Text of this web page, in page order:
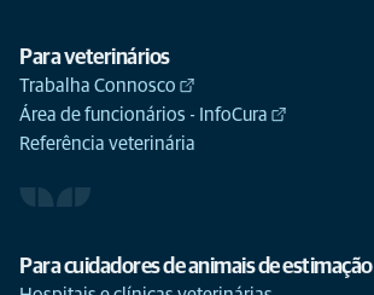
Para veterinários
Trabalha Connosco
Área de funcionários - InfoCura
Referência veterinária
Para cuidadores de animais de estimação